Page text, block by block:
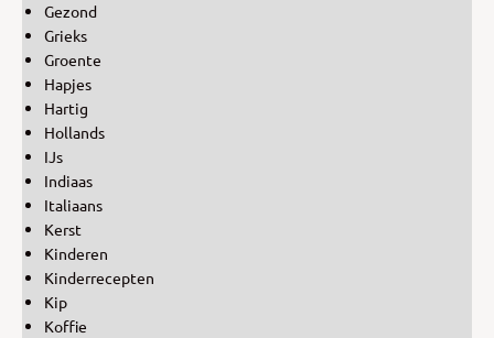
Gezond
Grieks
Groente
Hapjes
Hartig
Hollands
IJs
Indiaas
Italiaans
Kerst
Kinderen
Kinderrecepten
Kip
Koffie